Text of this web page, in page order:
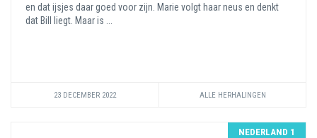
en dat ijsjes daar goed voor zijn. Marie volgt haar neus en denkt
dat Bill liegt. Maar is ...
23 DECEMBER 2022 ALLE HERHALINGEN
NEDERLAND 1